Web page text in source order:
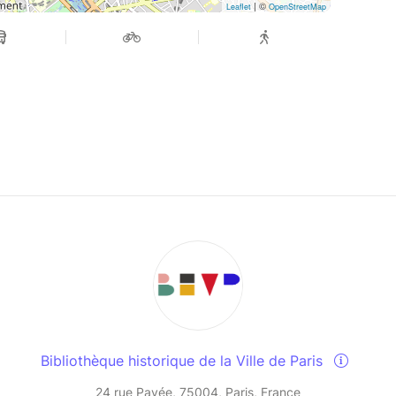
Leaflet | ©OpenStreetMap
Bibliothèque historique de la Ville de Paris
24 rue Pavée, 75004, Paris, France